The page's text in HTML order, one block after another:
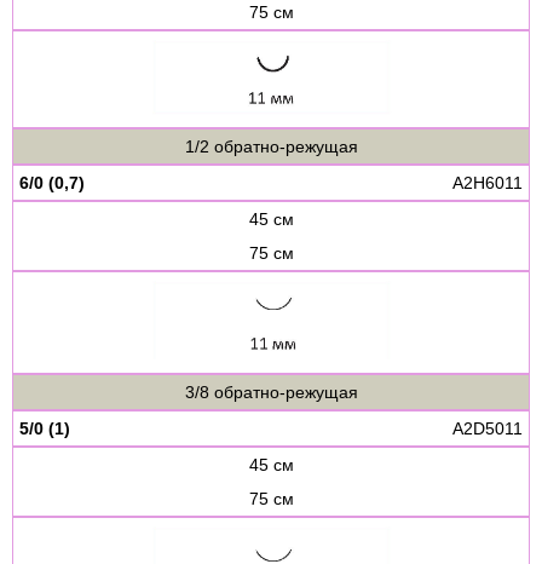
75 см
1/2 обратно-режущая
6/0 (0,7)
A2H6011
45 см
75 см
3/8 обратно-режущая
5/0 (1)
A2D5011
45 см
75 см